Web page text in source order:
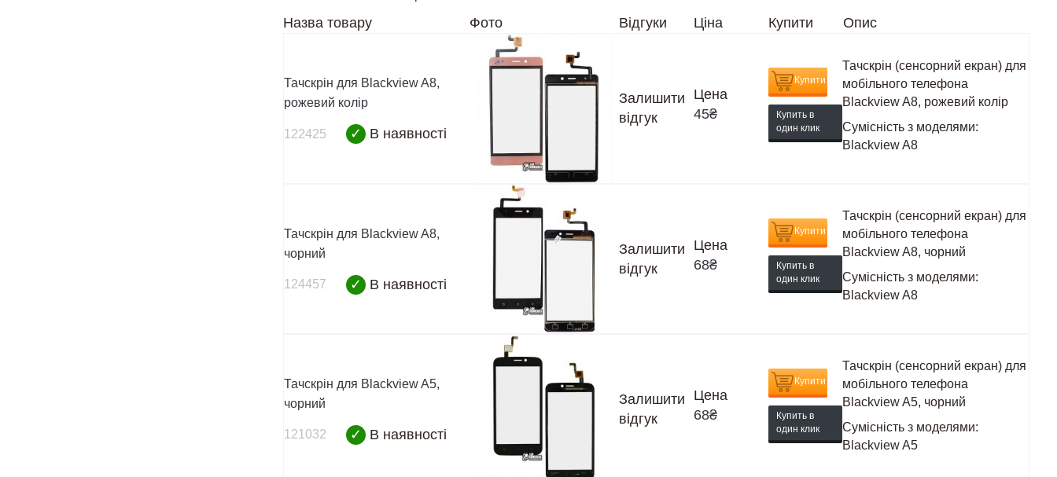
Назва товару Фото Відгуки Ціна Купити Опис
Тачскрін для Blackview A8,
рожевий колір
122425 ✓ В наявності
Залишити
відгук
Цена
45₴
Купити
Купить в
один клик
Тачскрін (сенсорний екран) для
мобільного телефона
Blackview A8, рожевий колір
Сумісність з моделями:
Blackview A8
Тачскрін для Blackview A8,
чорний
124457 ✓ В наявності
Залишити
відгук
Цена
68₴
Купити
Купить в
один клик
Тачскрін (сенсорний екран) для
мобільного телефона
Blackview A8, чорний
Сумісність з моделями:
Blackview A8
Тачскрін для Blackview A5,
чорний
121032 ✓ В наявності
Залишити
відгук
Цена
68₴
Купити
Купить в
один клик
Тачскрін (сенсорний екран) для
мобільного телефона
Blackview A5, чорний
Сумісність з моделями:
Blackview A5